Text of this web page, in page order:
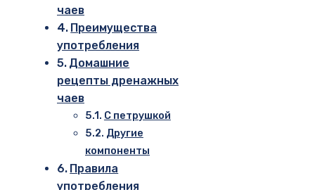
чаев
Преимущества
употребления
Домашние
рецепты дренажных
чаев
С петрушкой
Другие
компоненты
Правила
употребления